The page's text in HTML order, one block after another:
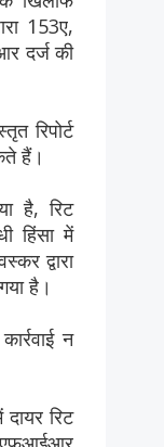
153ए,
दर्ज की
रिपोर्ट
हैं।
है, रिट
हिंसा में
द्वारा
है।
न
दायर रिट